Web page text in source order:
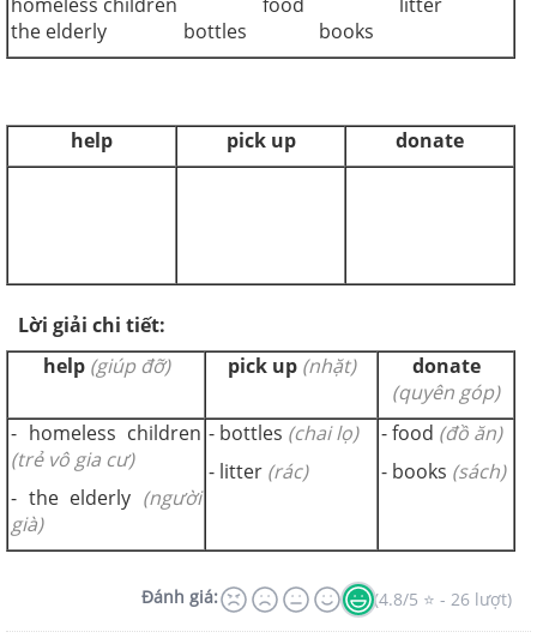
the elderly bottles books
help pick up donate
Lời giải chi tiết:
help (giúp đỡ) pick up (nhặt)
donate
(quyên góp)
- homeless children
(trẻ vô gia cư)
- the elderly (người
già)
- bottles (chai lọ)
- litter (rác)
- food (đồ ăn)
- books (sách)
Đánh giá: (4.8/5 ⭐ - 26 lượt)